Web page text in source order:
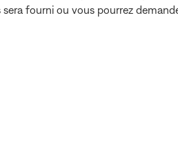
fourni ou vous pourrez